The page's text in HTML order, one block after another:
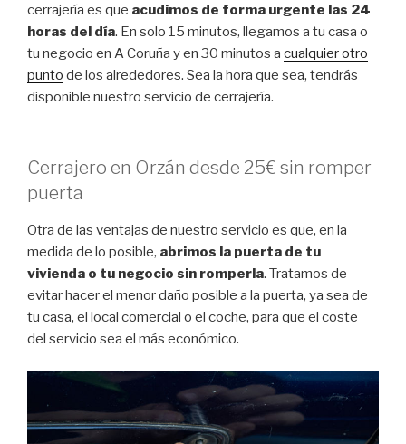
cerrajería es que acudimos de forma urgente las 24
horas del día. En solo 15 minutos, llegamos a tu casa o
tu negocio en A Coruña y en 30 minutos a cualquier otro
punto de los alrededores. Sea la hora que sea, tendrás
disponible nuestro servicio de cerrajería.
Cerrajero en Orzán desde 25€ sin romper
puerta
Otra de las ventajas de nuestro servicio es que, en la
medida de lo posible, abrimos la puerta de tu
vivienda o tu negocio sin romperla. Tratamos de
evitar hacer el menor daño posible a la puerta, ya sea de
tu casa, el local comercial o el coche, para que el coste
del servicio sea el más económico.